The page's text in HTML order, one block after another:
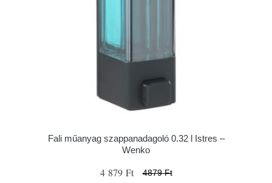
Fali műanyag szappanadagoló 0.32 l Istres –
Wenko
4 879 Ft 4879 Ft